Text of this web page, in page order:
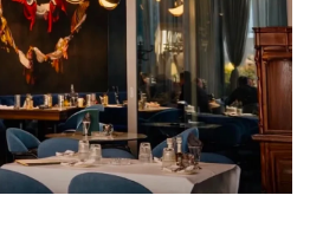
Evropu, sada po specijalnoj
do 31.8.